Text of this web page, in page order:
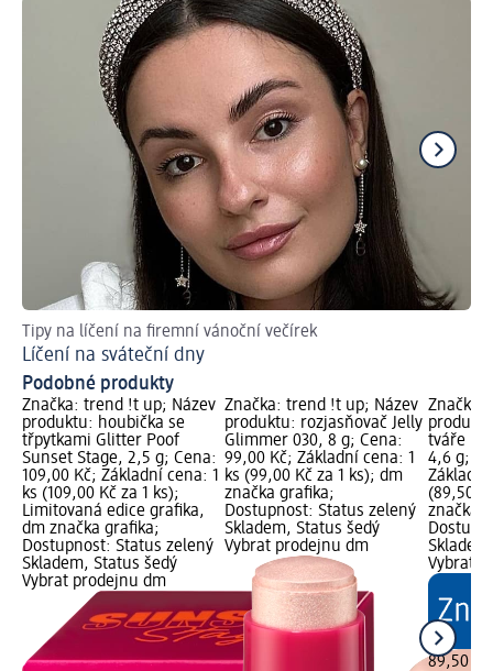
Tipy na líčení na firemní vánoční večírek
Líčení na sváteční dny
Podobné produkty
Značka: trend !t up; Název
produktu: houbička se
třpytkami Glitter Poof
Sunset Stage, 2,5 g; Cena:
109,00 Kč; Základní cena: 1
ks (109,00 Kč za 1 ks);
Limitovaná edice grafika,
dm značka grafika;
Dostupnost: Status zelený
Skladem, Status šedý
Vybrat prodejnu dm
Značka: trend !t up; Název
produktu: rozjasňovač Jelly
Glimmer 030, 8 g; Cena:
99,00 Kč; Základní cena: 1
ks (99,00 Kč za 1 ks); dm
značka grafika;
Dostupnost: Status zelený
Skladem, Status šedý
Vybrat prodejnu dm
Značka:
tváře
4,6 g;
Základní
(89,50
značka
Vybrat
89,50 Kč